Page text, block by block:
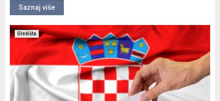
Saznaj više
Gledišta